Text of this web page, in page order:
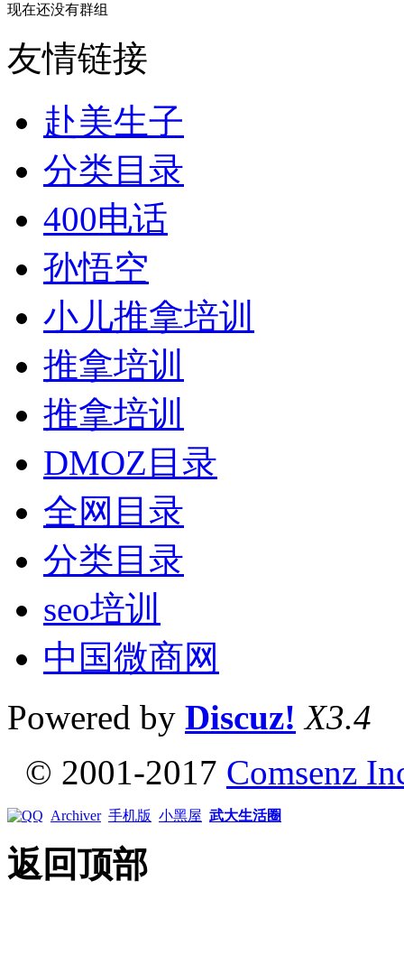
现在还没有群组
友情链接
赴美生子
分类目录
400电话
孙悟空
小儿推拿培训
推拿培训
推拿培训
DMOZ目录
全网目录
分类目录
seo培训
中国微商网
Powered by Discuz! X3.4
© 2001-2017 Comsenz
Archiver 手机版 小黑屋 武大生活圈
返回顶部